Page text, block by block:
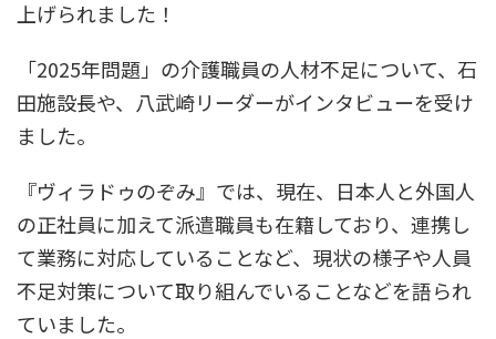
上げられました！
「2025年問題」の介護職員の人材不足について、石
田施設長や、八武崎リーダーがインタビューを受け
ました。
『ヴィラドゥのぞみ』では、現在、日本人と外国人
の正社員に加えて派遣職員も在籍しており、連携し
て業務に対応していることなど、現状の様子や人員
不足対策について取り組んでいることなどを語られ
ていました。